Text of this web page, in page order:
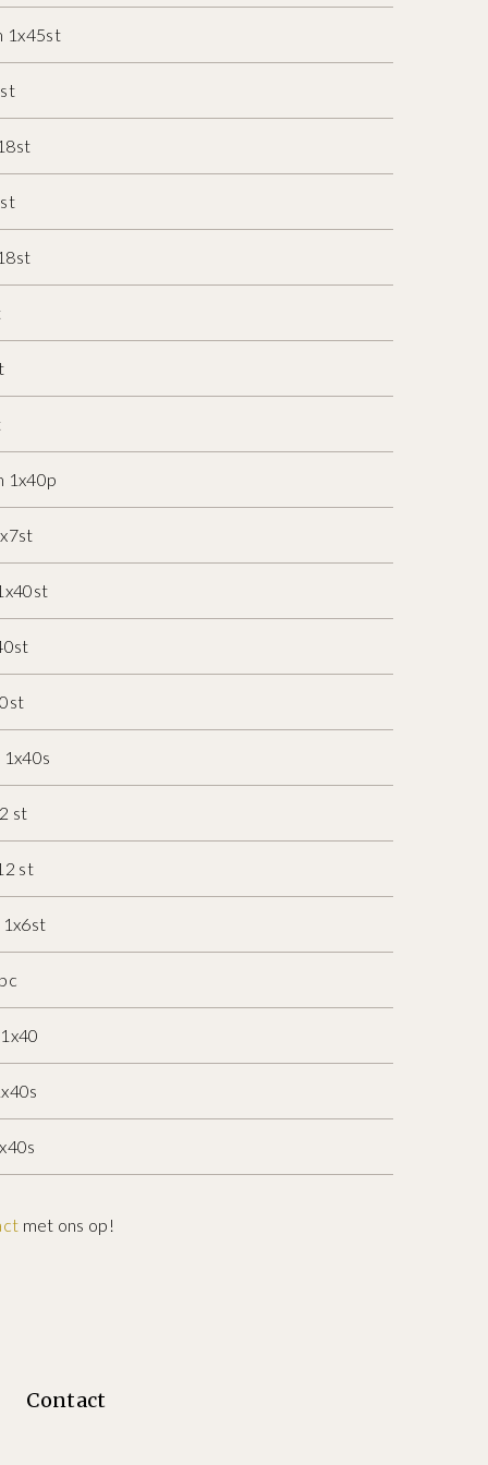
1x45st
1x40p
st
st
1x6st
met ons op!
Contact